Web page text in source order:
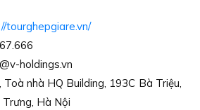
tourghepgiare.vn/
holdings.vn
nhà HQ Building, 193C Bà Triệu,
Hà Nội